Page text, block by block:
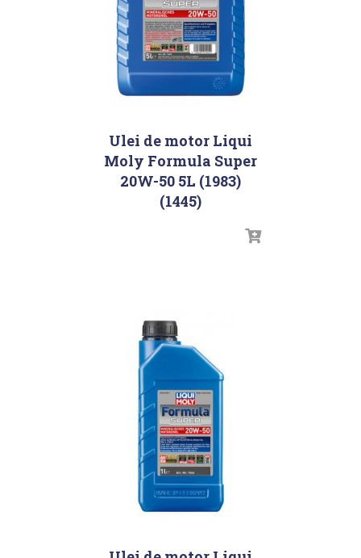
Ulei de motor Liqui
Moly Formula Super
20W-50 5L (1983)
(1445)